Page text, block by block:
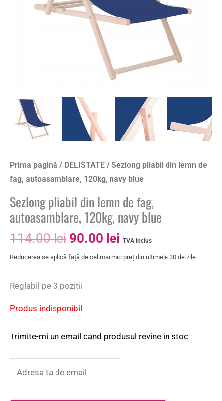
Prima pagină / DELISTATE / Sezlong pliabil din lemn de
fag, autoasamblare, 120kg, navy blue
Sezlong pliabil din lemn de fag,
autoasamblare, 120kg, navy blue
114.00lei 90.00 lei TVA inclus
Reducerea se aplică față de cel mai mic preț din ultimele 30 de zile
Reglabil pe 3 pozitii
Produs indisponibil
Trimite-mi un email când produsul revine în stoc